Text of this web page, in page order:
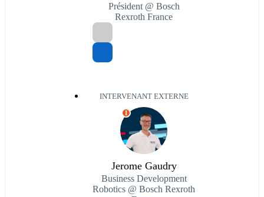
Président @ Bosch
Rexroth France
INTERVENANT EXTERNE
I
Jerome Gaudry
Business Development
Robotics @ Bosch Rexroth